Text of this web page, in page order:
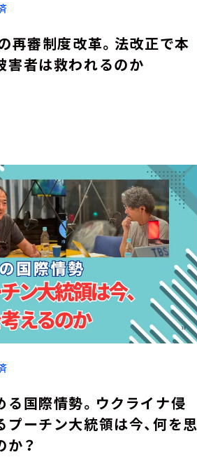
再審制度改革。法改正で本
害者は救われるのか
る国際情勢。ウクライナ侵
プーチン大統領は今、何を思
か？